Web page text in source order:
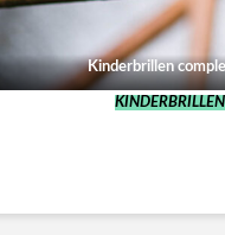
Kinderbrillen